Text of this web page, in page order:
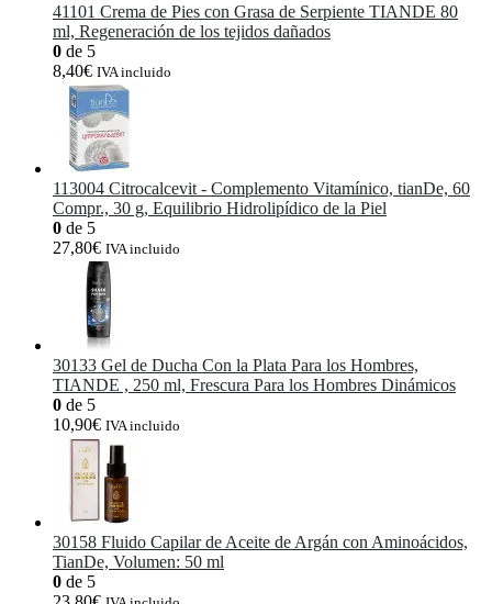
41101 Crema de Pies con Grasa de Serpiente TIANDE 80
ml, Regeneración de los tejidos dañados
0 de 5
8,40€ IVA incluido
113004 Citrocalcevit - Complemento Vitamínico, tianDe, 60
Compr., 30 g, Equilibrio Hidrolipídico de la Piel
0 de 5
27,80€ IVA incluido
30133 Gel de Ducha Con la Plata Para los Hombres,
TIANDE , 250 ml, Frescura Para los Hombres Dinámicos
0 de 5
10,90€ IVA incluido
30158 Fluido Capilar de Aceite de Argán con Aminoácidos,
TianDe, Volumen: 50 ml
0 de 5